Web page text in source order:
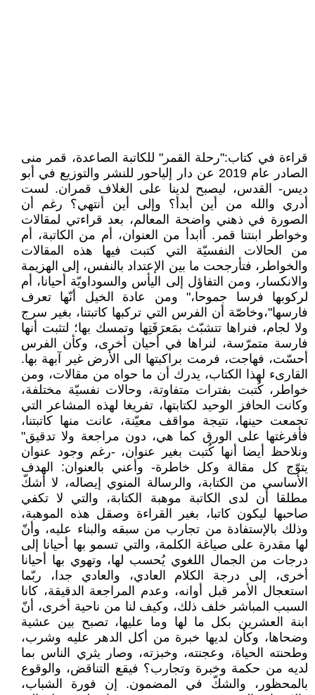
قراءة في كتاب:"رحلة القمر" للكاتبة الصاعدة، قمر منى
الصادر عام 2019 عن دار إلياحور للنشر والتوزيع في أبو
ديس- القدس، ليصبح لدينا على الغلاف قمران. لست
أدري والله من أين أبدأ؟ وإلى أين أنتهي؟ رغم أن
الصورة في ذهني واضحة المعالم، بعد قراءتي لمقالات
وخواطر ابنتنا قمر. أابدأ من العنوان، أم من الكاتبة، أم
من الحالات النفسيّة التي كتبت فيها هذه المقالات
والخواطر، فتأرجحت ما بين الإعتداد بالنفس، إلى الهزيمة
والانكسار، ومن التفاؤل إلى اليأس والسوداويّة أحيانا، أم
لركوبها فرسا جموحا،" ومن عادة الخيل أنّها تعرف
فارسها"،وخاصّة أن الفرس التي تركبها كاتبتنا، بغير سرج
ولا لجام، فنراها تتشبّث بمَعرَفَتِها وتمسك بها؛ لتثبت أنها
فارسة متمرّسة، لنراها في أحيان أخرى، وكأن الفرس
أحسّت، فهاجت، فرمت براكبتها الى الأرض غير آبهة بها.
القارىء لهذا الكتاب، يدرك أن ما حواه من مقالات، ومن
خواطر، كُتبت بفترات متفاوتة، وحالات نفسيّة مختلفة،
وكانت الحافز الوحيد لكتابتها، تفريغا لهذه المشاعر التي
تجمعت حينها، نتيجة مواقف معيّنة، عانت منها كاتبتنا،
فأفرغتها على الورق كما هي، دون مراجعة ولا تدقيق"
ونلاحظ أيضا أنها كُتبت بغير عنوان، -رغم وجود عنوان
يتوّج كل مقالة وكل خاطرة- وأعني بالعنوان: الهدف
الأساسي من الكتابة، والرسالة المنوي إيصاله، لا أشكّ
مطلقا أن لدى الكاتبة موهبة الكتابة، والتي لا تكفي
صاحبها ليكون كاتبا، بغير القراءة وصقل هذه الموهبة،
وذلك بالإستفادة من تجارب من سبقه والبناء عليه، وأنّ
لها مقدرة على صياغة الكلمة، والتي تسمو بها أحيانا إلى
درجات من الجمال اللغوي يُحسب لها، وتهوي بها أحيانا
أخرى، إلى درجة الكلام العادي، والعادي جدا، ربّما
استعجال الأمر قبل أوانه، وعدم المراجعة الدقيقة، كانا
السبب المباشر خلف ذلك، وكيف لنا من ناحية أخرى، أنّ
ابنة العشرين بكل ما لها وما عليها، تصبح بين عشية
وضحاها، وكأن لديها خبرة من أكل الدهر عليه وشرب،
وطحنته الحياة، وعجنته، وخبزته، وصار يثري الناس بما
لديه من حكمة وخبرة وتجارب؟ فيقع التناقض، والوقوع
بالمحظور، والشكّ في المضمون. إن فورة الشباب،